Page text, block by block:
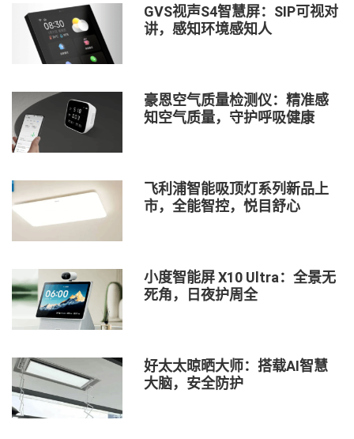
GVS视声S4智慧屏：SIP可视对
讲，感知环境感知人
豪恩空气质量检测仪：精准感
知空气质量，守护呼吸健康
飞利浦智能吸顶灯系列新品上
市，全能智控，悦目舒心
小度智能屏 X10 Ultra：全景无
死角，日夜护周全
好太太晾晒大师：搭载AI智慧
大脑，安全防护